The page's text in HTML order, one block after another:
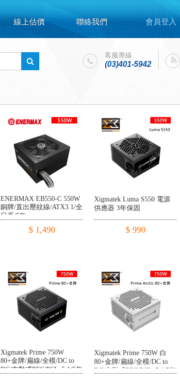
線上估價 聯絡我們 會員登入
客服專線
(03)401-5942
ENERMAX EB550-C 550W
銅牌/直出壓紋線/ATX3.1/全
日系/5年
$ 1,490
Xigmatek Luma S550 電源
供應器 3年保固
$ 990
Xigmatek Prime 750W
80+金牌/扁線/全模/DC to
DC/主動式PFC/PCIe 5.1/5年
Xigmatek Prime 750W 白
80+金牌/扁線/全模/DC to
DC/主動式PFC/PCIe 5.1/5年